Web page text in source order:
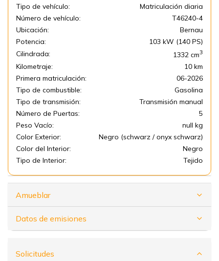
Tipo de vehículo:
Matriculación diaria
Número de vehículo:
T46240-4
Ubicación:
Bernau
Potencia:
103 kW (140 PS)
Cilindrada:
1332 cm3
Kilometraje:
10 km
Primera matriculación:
06-2026
Tipo de combustible:
Gasolina
Tipo de transmisión:
Transmisión manual
Número de Puertas:
5
Peso Vacío:
null kg
Color Exterior:
Negro (schwarz / onyx schwarz)
Color del Interior:
Negro
Tipo de Interior:
Tejido
Amueblar
Datos de emisiones
Solicitudes